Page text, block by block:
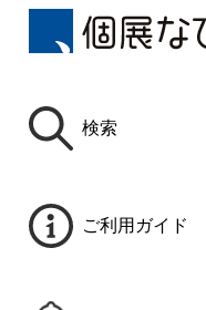
検索
ご利用ガイド